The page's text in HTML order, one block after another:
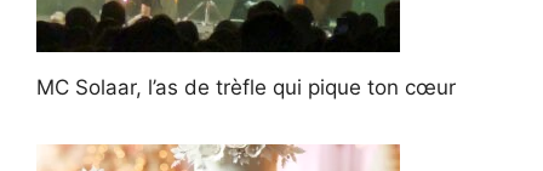
MC Solaar, l’as de trèfle qui pique ton cœur